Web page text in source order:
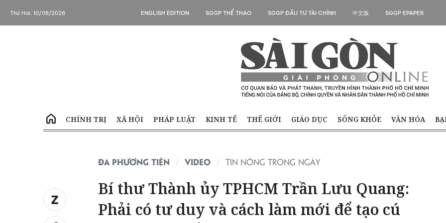
Thứ Hai, 10/08/2026 ENGLISH EDITION SGGP THỂ THAO SGGP ĐẦU TƯ TÀI CHÍNH 中文版 SGGP EPAPER
CHÍNH TRỊ XÃ HỘI PHÁP LUẬT KINH TẾ THẾ GIỚI GIÁO DỤC SỐNG KHỎE VĂN HÓA
ĐA PHƯƠNG TIỆN VIDEO TIN NÓNG TRONG NGÀY
Bí thư Thành ủy TPHCM Trần Lưu Quang:
Phải có tư duy và cách làm mới để tạo cú